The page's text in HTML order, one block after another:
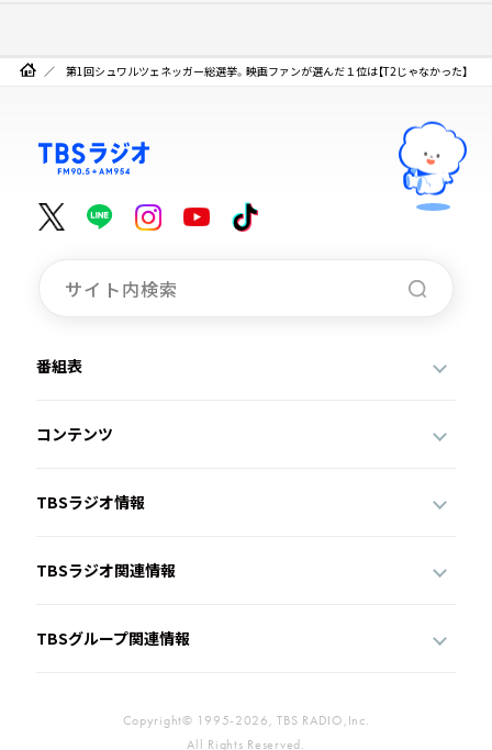
第1回シュワルツェネッガー総選挙。映画ファンが選んだ１位は【T2じゃなかった】
番組表
コンテンツ
TBSラジオ情報
TBSラジオ関連情報
TBSグループ関連情報
Copyright© 1995-2026, TBS RADIO,Inc.
All Rights Reserved.